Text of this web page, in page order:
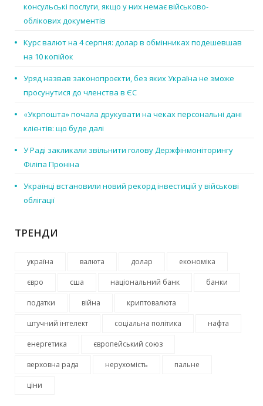
консульські послуги, якщо у них немає військово-
облікових документів
Курс валют на 4 серпня: долар в обмінниках подешевшав
на 10 копійок
Уряд назвав законопроєкти, без яких Україна не зможе
просунутися до членства в ЄС
«Укрпошта» почала друкувати на чеках персональні дані
клієнтів: що буде далі
У Раді закликали звільнити голову Держфінмоніторингу
Філіпа Проніна
Українці встановили новий рекорд інвестицій у військові
облігації
ТРЕНДИ
україна валюта долар економіка
євро сша національний банк банки
податки війна криптовалюта
штучний інтелект соціальна політика нафта
енергетика європейський союз
верховна рада нерухомість пальне
ціни